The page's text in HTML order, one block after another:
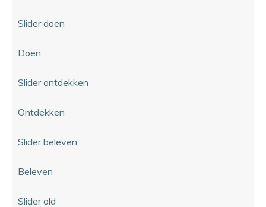
Slider doen
Doen
Slider ontdekken
Ontdekken
Slider beleven
Beleven
Slider old